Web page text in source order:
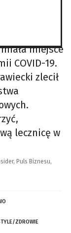
szef
broni
żadne
miejsce
COVID-19.
zlecił
lecznicę w
Puls Biznesu,
ZDROWIE